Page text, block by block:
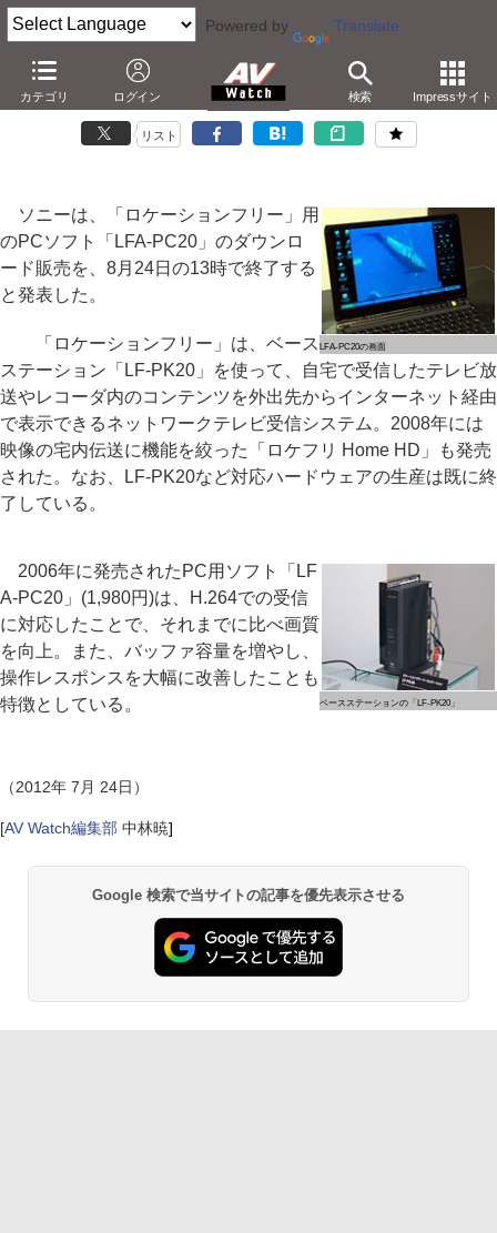
Powered by Translate
カテゴリ ログイン 検索 Impressサイト
ソニー、「ロケーションフリー」用PCソフトのダウンロード販売を8月
に終了
リスト
LFA-PC20の画面
ソニーは、「ロケーションフリー」用
のPCソフト「LFA-PC20」のダウンロ
ード販売を、8月24日の13時で終了する
と発表した。
「ロケーションフリー」は、ベース
ステーション「LF-PK20」を使って、自宅で受信したテレビ放
送やレコーダ内のコンテンツを外出先からインターネット経由
で表示できるネットワークテレビ受信システム。2008年には
映像の宅内伝送に機能を絞った「ロケフリ Home HD」も発売
された。なお、LF-PK20など対応ハードウェアの生産は既に終
了している。
ベースステーションの「LF-PK20」
2006年に発売されたPC用ソフト「LF
A-PC20」(1,980円)は、H.264での受信
に対応したことで、それまでに比べ画質
を向上。また、バッファ容量を増やし、
操作レスポンスを大幅に改善したことも
特徴としている。
（2012年 7月 24日）
[AV Watch編集部 中林暁]
Google 検索で当サイトの記事を優先表示させる